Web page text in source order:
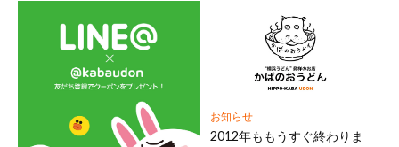
お知らせ
2012年ももうすぐ終わりま